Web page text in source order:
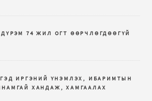
74 ЖИЛ ОГТ ӨӨРЧЛӨГДӨӨГҮЙ
ИРГЭНИЙ ҮНЭМЛЭХ, ИБАРИМТЫН
ХАНДАЖ, ХАМГААЛАХ